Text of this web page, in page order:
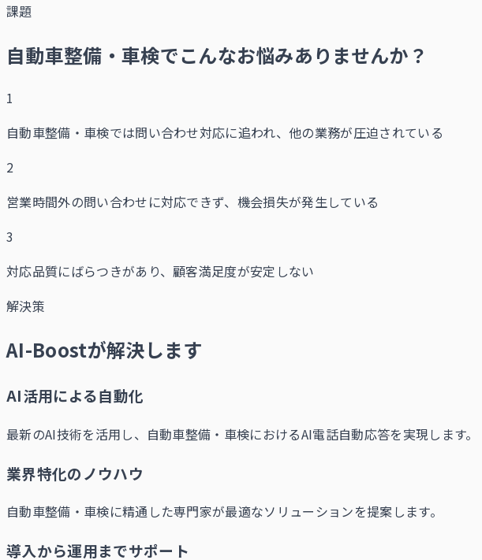
課題
自動車整備・車検でこんなお悩みありませんか？
1
自動車整備・車検では問い合わせ対応に追われ、他の業務が圧迫されている
2
営業時間外の問い合わせに対応できず、機会損失が発生している
3
対応品質にばらつきがあり、顧客満足度が安定しない
解決策
AI-Boostが解決します
AI活用による自動化
最新のAI技術を活用し、自動車整備・車検におけるAI電話自動応答を実現します。
業界特化のノウハウ
自動車整備・車検に精通した専門家が最適なソリューションを提案します。
導入から運用までサポート